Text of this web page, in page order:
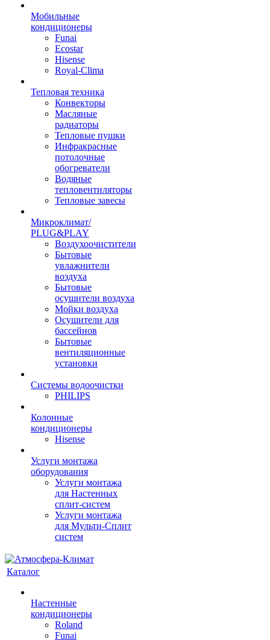
Мобильные
кондиционеры
Funai
Ecostar
Hisense
Royal-Clima
Тепловая техника
Конвекторы
Масляные
радиаторы
Тепловые пушки
Инфракрасные
потолочные
обогреватели
Водяные
тепловентиляторы
Тепловые завесы
Микроклимат/
PLUG&PLAY
Воздухоочистители
Бытовые
увлажнители
воздуха
Бытовые
осушители воздуха
Мойки воздуха
Осушители для
бассейнов
Бытовые
вентиляционные
установки
Системы водоочистки
PHILIPS
Колонные
кондиционеры
Hisense
Услуги монтажа
оборудования
Услуги монтажа
для Настенных
сплит-систем
Услуги монтажа
для Мульти-Сплит
систем
Каталог
Настенные
кондиционеры
Roland
Funai